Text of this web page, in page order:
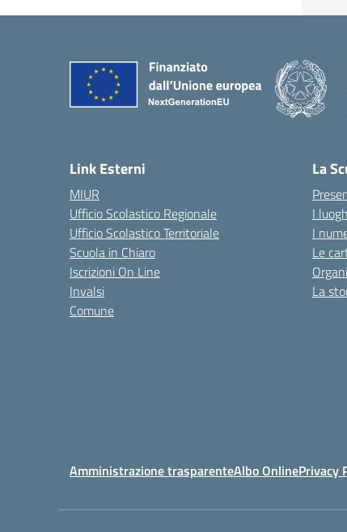
Link Esterni
MIUR
Ufficio Scolastico Regionale
Ufficio Scolastico Territoriale
Scuola in Chiaro
Iscrizioni On Line
Invalsi
Comune
La
I
I
Le
La
Amministrazione trasparenteAlbo OnlinePrivacy